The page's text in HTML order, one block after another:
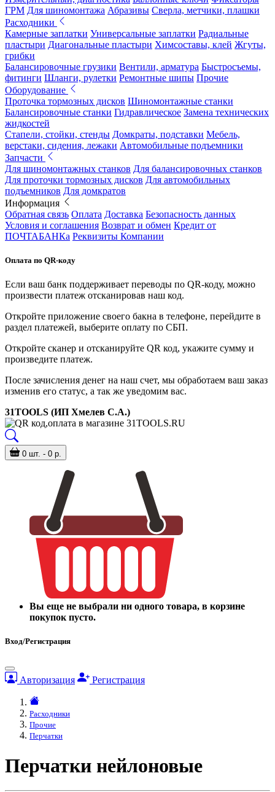
ГРМ Для шиномонтажа Абразивы Сверла, метчики, плашки
Расходники
Камерные заплатки Универсальные заплатки Радиальные
пластыри Диагональные пластыри Химсоставы, клей Жгуты,
грибки
Балансировочные грузики Вентили, арматура Быстросъемы,
фитинги Шланги, рулетки Ремонтные шипы Прочие
Оборудование
Проточка тормозных дисков Шиномонтажные станки
Балансировочные станки Гидравлическое Замена технических
жидкостей
Стапели, стойки, стенды Домкраты, подставки Мебель,
верстаки, сидения, лежаки Автомобильные подъемники
Запчасти
Для шиномонтажных станков Для балансировочных станков
Для проточки тормозных дисков Для автомобильных
подъемников Для домкратов
Информация
Обратная связь Оплата Доставка Безопасность данных
Условия и соглашения Возврат и обмен Кредит от
ПОЧТАБАНКа Реквизиты Компании
Оплата по QR-коду
Если ваш банк поддерживает переводы по QR-коду, можно
произвести платеж отсканировав наш код.
Откройте приложение своего бакна в телефоне, перейдите в
раздел платежей, выберите оплату по СБП.
Откройте сканер и отсканируйте QR код, укажите сумму и
произведите платеж.
После зачисления денег на наш счет, мы обработаем ваш заказ
изменив его статус, а так же уведомим вас.
31TOOLS (ИП Хмелев С.А.)
0 шт. - 0 р.
Вы еще не выбрали ни одного товара, в корзине
покупок пусто.
Вход/Регистрация
Авторизация Регистрация
Расходники
Прочие
Перчатки
Перчатки нейлоновые